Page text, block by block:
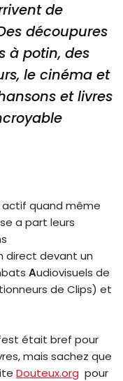
de
découpures
à potin, des
le cinéma et
et livres
actif quand même
a part leurs
direct devant un
Audiovisuels de
de Clips) et
était bref pour
mais sachez que
Douteux.org pour